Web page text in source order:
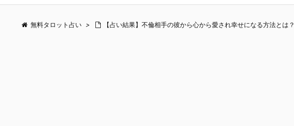
無料タロット占い > 【占い結果】不倫相手の彼から心から愛され幸せになる方法とは？